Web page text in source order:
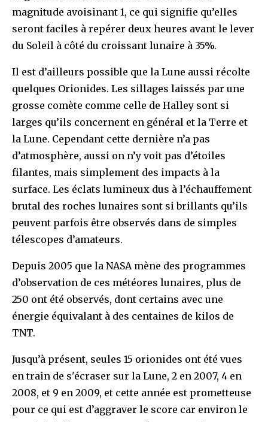
magnitude avoisinant 1, ce qui signifie qu’elles
seront faciles à repérer deux heures avant le lever
du Soleil à côté du croissant lunaire à 35%.
Il est d’ailleurs possible que la Lune aussi récolte
quelques Orionides. Les sillages laissés par une
grosse comète comme celle de Halley sont si
larges qu’ils concernent en général et la Terre et
la Lune. Cependant cette dernière n’a pas
d’atmosphère, aussi on n’y voit pas d’étoiles
filantes, mais simplement des impacts à la
surface. Les éclats lumineux dus à l’échauffement
brutal des roches lunaires sont si brillants qu’ils
peuvent parfois être observés dans de simples
télescopes d’amateurs.
Depuis 2005 que la NASA mène des programmes
d’observation de ces météores lunaires, plus de
250 ont été observés, dont certains avec une
énergie équivalant à des centaines de kilos de
TNT.
Jusqu’à présent, seules 15 orionides ont été vues
en train de s'écraser sur la Lune, 2 en 2007, 4 en
2008, et 9 en 2009, et cette année est prometteuse
pour ce qui est d’aggraver le score car environ le